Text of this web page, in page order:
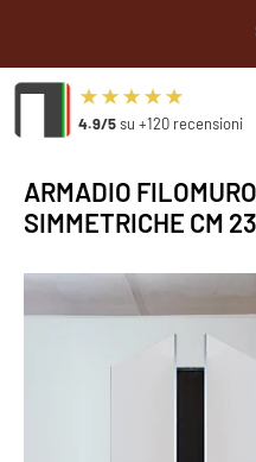
4.9/5su +120 recensioni
ARMADIO
SIMMETRICHE CM